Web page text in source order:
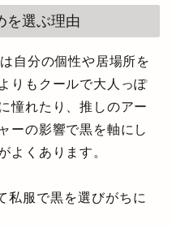
を選ぶ理由
自分の個性や居場所を
りもクールで大人っぽ
憧れたり、推しのアー
ーの影響で黒を軸にし
よくあります。
私服で黒を選びがちに